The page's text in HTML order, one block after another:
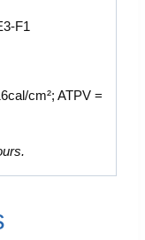
F1
cm²; ATPV =